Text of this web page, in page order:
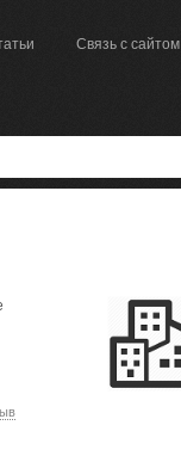
Связь с сайтом